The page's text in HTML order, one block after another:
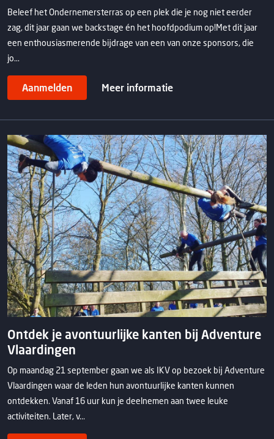
Beleef het Ondernemersterras op een plek die je nog niet eerder
zag, dit jaar gaan we backstage én het hoofdpodium op!Met dit jaar
een enthousiasmerende bijdrage van een van onze sponsors, die
jo...
Aanmelden Meer informatie
Ontdek je avontuurlijke kanten bij Adventure
Vlaardingen
Op maandag 21 september gaan we als IKV op bezoek bij Adventure
Vlaardingen waar de leden hun avontuurlijke kanten kunnen
ontdekken. Vanaf 16 uur kun je deelnemen aan twee leuke
activiteiten. Later, v...